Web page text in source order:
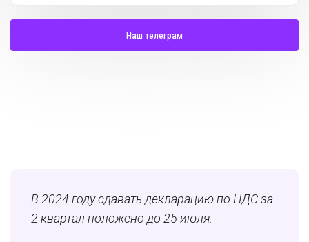
Наш телеграм
В 2024 году сдавать декларацию по НДС за
2 квартал положено до 25 июля.